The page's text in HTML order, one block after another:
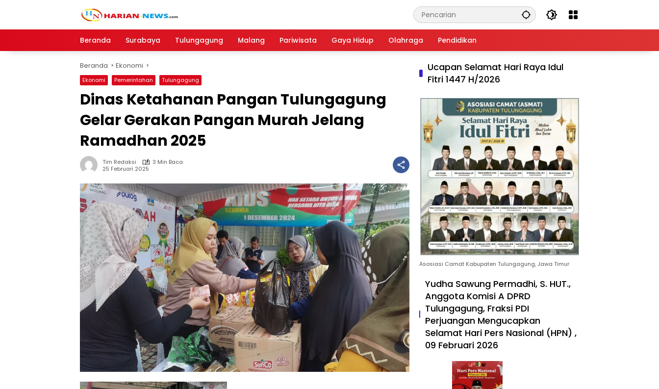
Beranda
Surabaya Tulungagung Malang Pariwisata Gaya Hidup Olahraga Pendidikan
Beranda Ekonomi
Ekonomi Pemerintahan Tulungagung
Dinas Ketahanan Pangan Tulungagung
Gelar Gerakan Pangan Murah Jelang
Ramadhan 2025
Tim Redaksi
3 Min Baca
25 Februari 2025
Ucapan Selamat Hari Raya Idul
Fitri 1447 H/2026
Asosiasi Camat Kabupaten Tulungagung, Jawa Timur
Yudha Sawung Permadhi, S. HUT.,
Anggota Komisi A DPRD
Tulungagung, Fraksi PDI
Perjuangan Mengucapkan
Selamat Hari Pers Nasional (HPN) ,
09 Februari 2026